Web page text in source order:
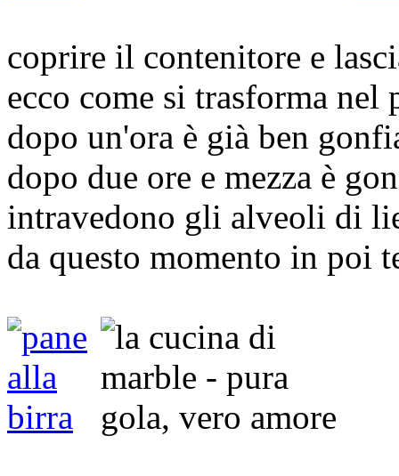
coprire il contenitore e
ecco come si trasforma nel
dopo un'ora è già ben
dopo due ore e mezza è
intravedono gli alveoli di
da questo momento in poi